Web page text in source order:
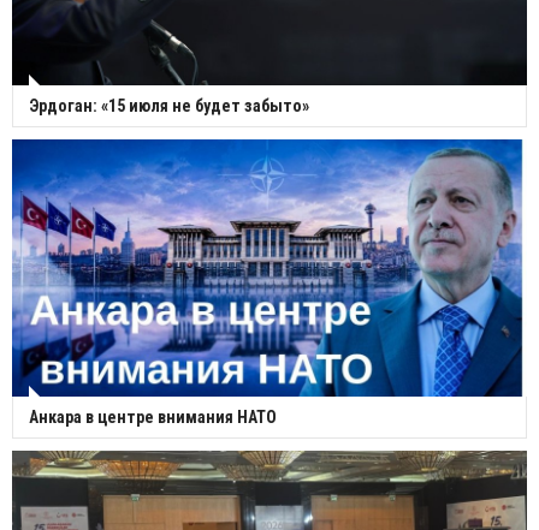
Эрдоган: «15 июля не будет забыто»
Анкара в центре внимания НАТО